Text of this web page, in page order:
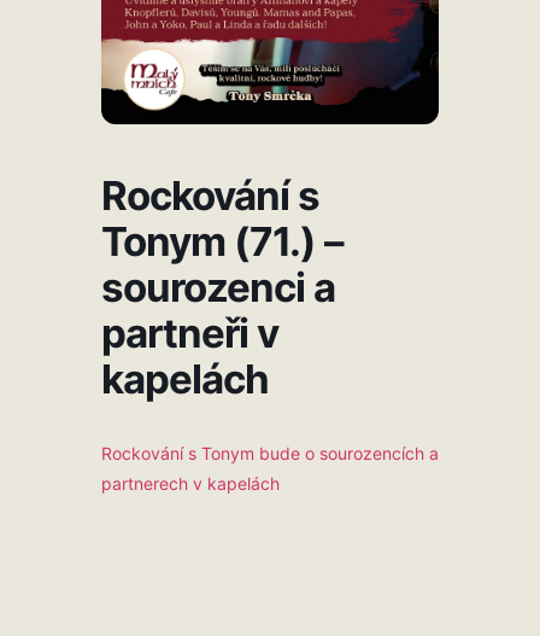
Rockování s
Tonym (71.) –
sourozenci a
partneři v
kapelách
Rockování s Tonym bude o sourozencích a
partnerech v kapelách